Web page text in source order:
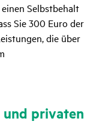
Selbstbehalt
Sie 300 Euro der
die über
und privaten